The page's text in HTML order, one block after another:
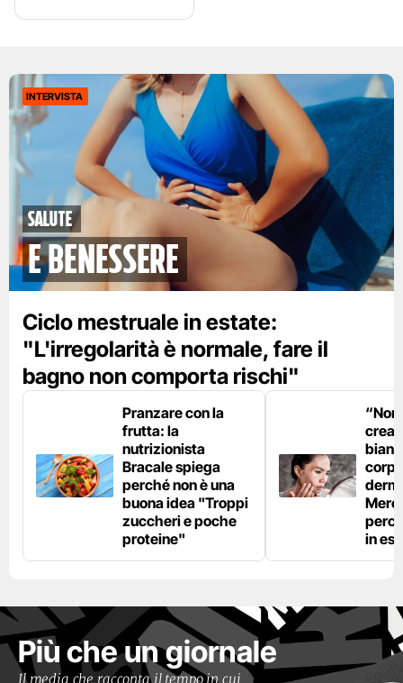
INTERVISTA
Salute
e benessere
Ciclo mestruale in estate:
"L'irregolarità è normale, fare il
bagno non comporta rischi"
Pranzare con la
frutta: la
nutrizionista
Bracale spiega
perché non è una
buona idea "Troppi
zuccheri e poche
proteine"
“Non
in
Più che un giornale
Il media che racconta il tempo in cui